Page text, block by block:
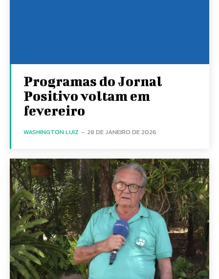
Programas do Jornal
Positivo voltam em
fevereiro
WASHINGTON LUIZ - 28 DE JANEIRO DE 2026